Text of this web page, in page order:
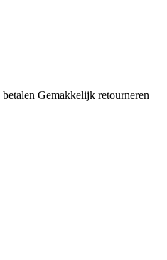
Gemakkelijk retourneren